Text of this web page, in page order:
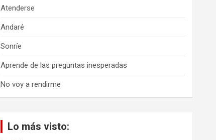
Atenderse
Andaré
Sonríe
Aprende de las preguntas inesperadas
No voy a rendirme
Lo más visto: